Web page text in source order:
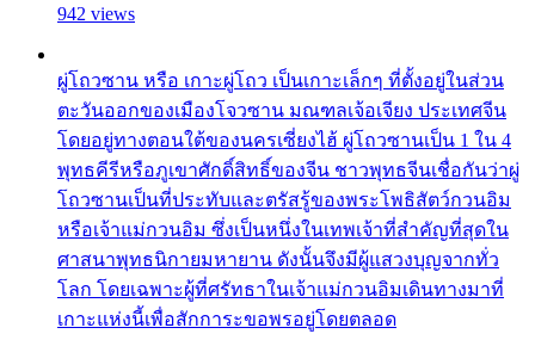
942 views
ผู่โถวซาน หรือ เกาะผู่โถว เป็นเกาะเล็กๆ ที่ตั้งอยู่ในส่วน
ตะวันออกของเมืองโจวซาน มณฑลเจ้อเจียง ประเทศจีน
โดยอยู่ทางตอนใต้ของนครเซี่ยงไฮ้ ผู่โถวซานเป็น 1 ใน 4
พุทธคีรีหรือภูเขาศักดิ์สิทธิ์ของจีน ชาวพุทธจีนเชื่อกันว่าผู่
โถวซานเป็นที่ประทับและตรัสรู้ของพระโพธิสัตว์กวนอิม
หรือเจ้าแม่กวนอิม ซึ่งเป็นหนึ่งในเทพเจ้าที่สำคัญที่สุดใน
ศาสนาพุทธนิกายมหายาน ดังนั้นจึงมีผู้แสวงบุญจากทั่ว
โลก โดยเฉพาะผู้ที่ศรัทธาในเจ้าแม่กวนอิมเดินทางมาที่
เกาะแห่งนี้เพื่อสักการะขอพรอยู่โดยตลอด